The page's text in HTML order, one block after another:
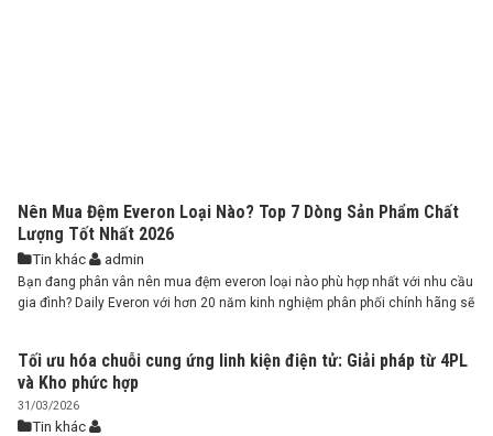
Nên Mua Đệm Everon Loại Nào? Top 7 Dòng Sản Phẩm Chất
Lượng Tốt Nhất 2026
Tin khác admin
Bạn đang phân vân nên mua đệm everon loại nào phù hợp nhất với nhu cầu
gia đình? Daily Everon với hơn 20 năm kinh nghiệm phân phối chính hãng sẽ
Tối ưu hóa chuỗi cung ứng linh kiện điện tử: Giải pháp từ 4PL
và Kho phức hợp
31/03/2026
Tin khác